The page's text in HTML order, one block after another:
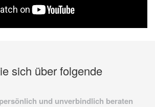
sich über folgende
und unverbindlich beraten